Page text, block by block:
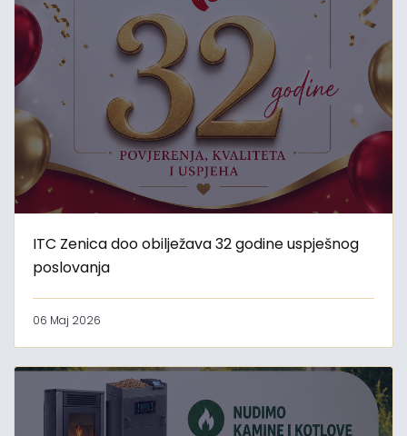
ITC Zenica doo obilježava 32 godine uspješnog
poslovanja
06 Maj 2026